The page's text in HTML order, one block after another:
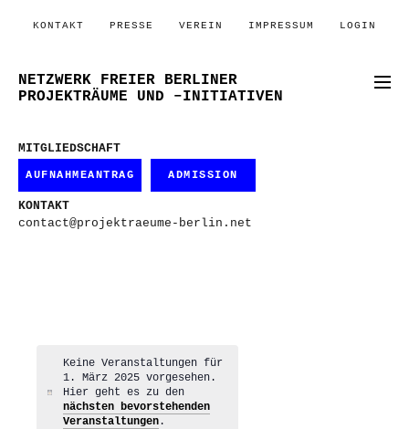
KONTAKT PRESSE VEREIN IMPRESSUM LOGIN
NETZWERK FREIER BERLINER
PROJEKTRÄUME UND –INITIATIVEN
MITGLIEDSCHAFT
AUFNAHMEANTRAG ADMISSION
KONTAKT
contact@projektraeume-berlin.net
Hinweis
Keine Veranstaltungen für
1. März 2025 vorgesehen.
Hier geht es zu den
nächsten bevorstehenden
Veranstaltungen.